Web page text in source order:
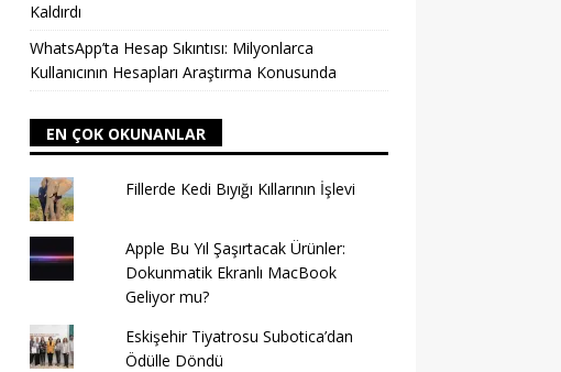
Kaldırdı
WhatsApp’ta Hesap Sıkıntısı: Milyonlarca
Kullanıcının Hesapları Araştırma Konusunda
EN ÇOK OKUNANLAR
Fillerde Kedi Bıyığı Kıllarının İşlevi
Apple Bu Yıl Şaşırtacak Ürünler:
Dokunmatik Ekranlı MacBook
Geliyor mu?
Eskişehir Tiyatrosu Subotica’dan
Ödülle Döndü